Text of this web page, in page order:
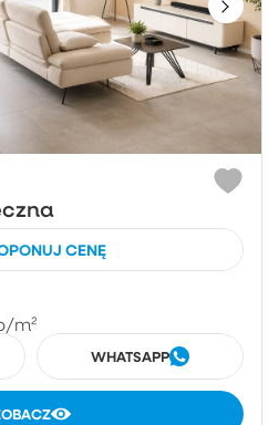
CENĘ
/m²
WHATSAPP